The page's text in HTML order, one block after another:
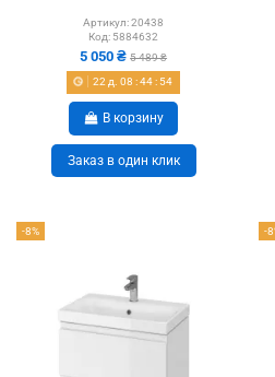
Артикул:20438
Код: 5884632
5 050 ₴5 489 ₴
22д. 08 :44: 54
В корзину
Заказ в один клик
-8% -